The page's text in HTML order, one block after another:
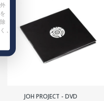
外
を
除
く。
JOH PROJECT - DVD